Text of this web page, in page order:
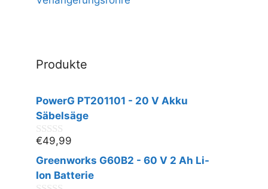
Produkte
PowerG PT201101 - 20 V Akku
Säbelsäge
0
v
o
n
€49,99
Greenworks G60B2 - 60 V 2 Ah Li-
Ion Batterie